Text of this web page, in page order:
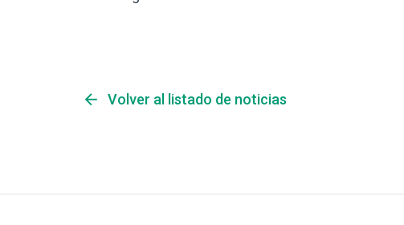
arrow_back Volver al listado de noticias